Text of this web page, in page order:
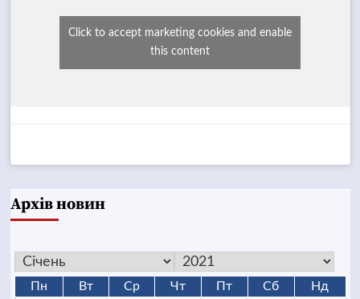
Click to accept marketing cookies and enable
this content
Архів новин
Пн Вт Ср Чт Пт Сб Нд